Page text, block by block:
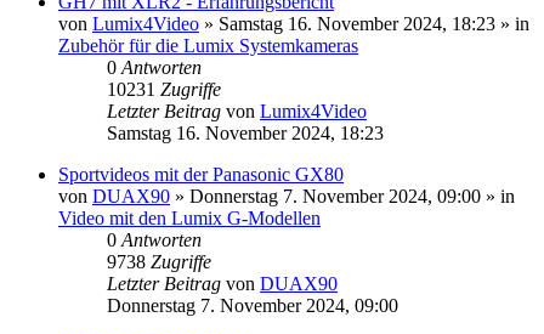
von Lumix4Video » Samstag 16. November 2024, 18:23 » in
Zubehör für die Lumix Systemkameras
0 Antworten
10231 Zugriffe
Letzter Beitrag von Lumix4Video
Samstag 16. November 2024, 18:23
Sportvideos mit der Panasonic GX80
von DUAX90 » Donnerstag 7. November 2024, 09:00 » in
Video mit den Lumix G-Modellen
0 Antworten
9738 Zugriffe
Letzter Beitrag von DUAX90
Donnerstag 7. November 2024, 09:00